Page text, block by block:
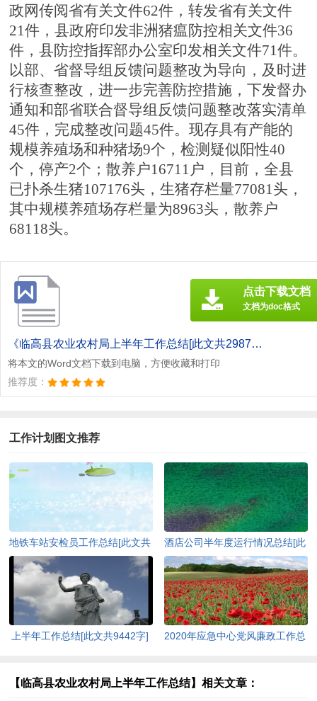
政网传阅省有关文件62件，转发省有关文件
21件，县政府印发非洲猪瘟防控相关文件36
件，县防控指挥部办公室印发相关文件71件。
以部、省督导组反馈问题整改为导向，及时进
行核查整改，进一步完善防控措施，下发督办
通知和部省联合督导组反馈问题整改落实清单
45件，完成整改问题45件。现存具有产能的
规模养殖场和种猪场9个，检测疑似阳性40
个，停产2个；散养户16711户，目前，全县
已扑杀生猪107176头，生猪存栏量77081头，
其中规模养殖场存栏量为8963头，散养户
68118头。
《临高县农业农村局上半年工作总结[此文共2987字].doc》
将本文的Word文档下载到电脑，方便收藏和打印
推荐度：
点击下载文档
文档为doc格式
工作计划图文推荐
地铁车站安检员工作总结[此文共
酒店公司半年度运行情况总结[此
文共1529字]
上半年工作总结[此文共9442字]
2020年应急中心党风廉政工作总
【临高县农业农村局上半年工作总结】相关文章：